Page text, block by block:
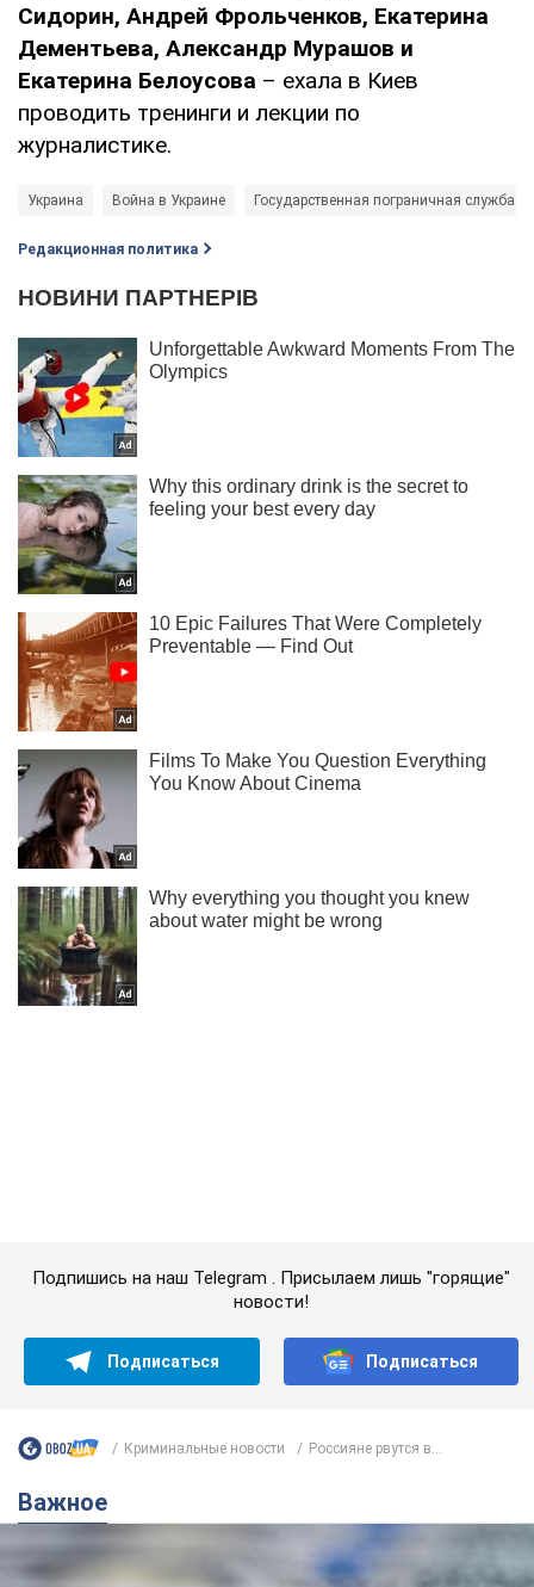
Сидорин, Андрей Фрольченков, Екатерина
Дементьева, Александр Мурашов и
Екатерина Белоусова – ехала в Киев
проводить тренинги и лекции по
журналистике.
Украина Война в Украине Государственная пограничная служба
Редакционная политика
Важное
Банки "готовятся" к новому курсу доллара: